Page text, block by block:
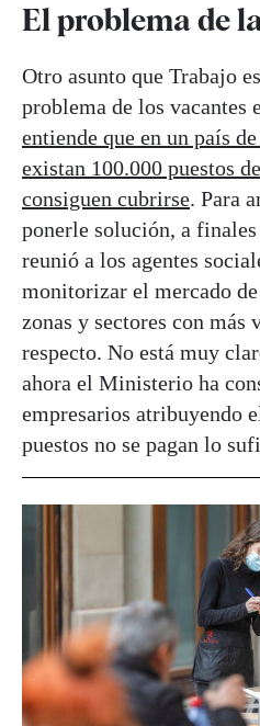
El problema de
Otro asunto que Trabajo
problema de los vacantes
entiende que en un país
existan 100.000 puestos
consiguen cubrirse. Para
ponerle solución, a
reunió a los agentes
monitorizar el mercado
zonas y sectores con más
respecto. No está muy
ahora el Ministerio ha
empresarios atribuyendo
puestos no se pagan lo